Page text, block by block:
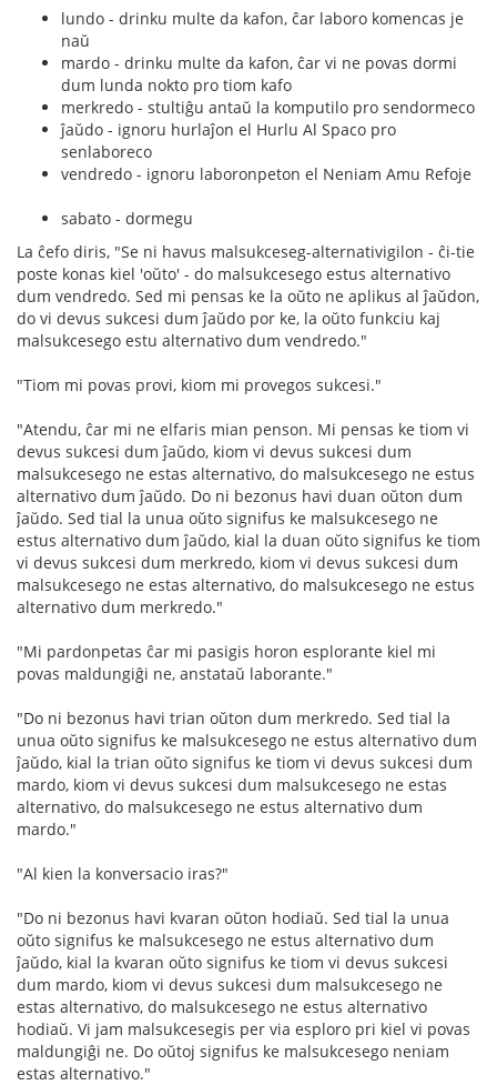
lundo - drinku multe da kafon, ĉar laboro komencas je
naŭ
mardo - drinku multe da kafon, ĉar vi ne povas dormi
dum lunda nokto pro tiom kafo
merkredo - stultiĝu antaŭ la komputilo pro sendormeco
ĵaŭdo - ignoru hurlaĵon el Hurlu Al Spaco pro
senlaboreco
vendredo - ignoru laboronpeton el Neniam Amu Refoje
sabato - dormegu
La ĉefo diris, "Se ni havus malsukceseg-alternativigilon - ĉi-tie
poste konas kiel 'oŭto' - do malsukcesego estus alternativo
dum vendredo. Sed mi pensas ke la oŭto ne aplikus al ĵaŭdon,
do vi devus sukcesi dum ĵaŭdo por ke, la oŭto funkciu kaj
malsukcesego estu alternativo dum vendredo."
"Tiom mi povas provi, kiom mi provegos sukcesi."
"Atendu, ĉar mi ne elfaris mian penson. Mi pensas ke tiom vi
devus sukcesi dum ĵaŭdo, kiom vi devus sukcesi dum
malsukcesego ne estas alternativo, do malsukcesego ne estus
alternativo dum ĵaŭdo. Do ni bezonus havi duan oŭton dum
ĵaŭdo. Sed tial la unua oŭto signifus ke malsukcesego ne
estus alternativo dum ĵaŭdo, kial la duan oŭto signifus ke tiom
vi devus sukcesi dum merkredo, kiom vi devus sukcesi dum
malsukcesego ne estas alternativo, do malsukcesego ne estus
alternativo dum merkredo."
"Mi pardonpetas ĉar mi pasigis horon esplorante kiel mi
povas maldungiĝi ne, anstataŭ laborante."
"Do ni bezonus havi trian oŭton dum merkredo. Sed tial la
unua oŭto signifus ke malsukcesego ne estus alternativo dum
ĵaŭdo, kial la trian oŭto signifus ke tiom vi devus sukcesi dum
mardo, kiom vi devus sukcesi dum malsukcesego ne estas
alternativo, do malsukcesego ne estus alternativo dum
mardo."
"Al kien la konversacio iras?"
"Do ni bezonus havi kvaran oŭton hodiaŭ. Sed tial la unua
oŭto signifus ke malsukcesego ne estus alternativo dum
ĵaŭdo, kial la kvaran oŭto signifus ke tiom vi devus sukcesi
dum mardo, kiom vi devus sukcesi dum malsukcesego ne
estas alternativo, do malsukcesego ne estus alternativo
hodiaŭ. Vi jam malsukcesegis per via esploro pri kiel vi povas
maldungiĝi ne. Do oŭtoj signifus ke malsukcesego neniam
estas alternativo."